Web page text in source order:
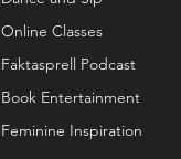
Online Classes
Faktasprell Podcast
Book Entertainment
Feminine Inspiration